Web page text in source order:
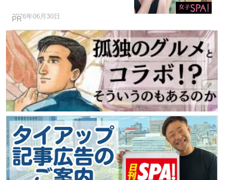
2026年06月30日
PR